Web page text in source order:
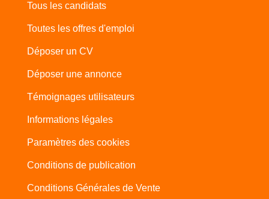
Tous les candidats
Toutes les offres d'emploi
Déposer un CV
Déposer une annonce
Témoignages utilisateurs
Informations légales
Paramètres des cookies
Conditions de publication
Conditions Générales de Vente